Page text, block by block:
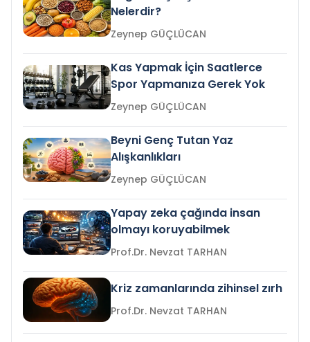
Nelerdir?
Zeynep GÜÇLÜCAN
Kas Yapmak İçin Saatlerce
Spor Yapmanıza Gerek Yok
Zeynep GÜÇLÜCAN
Beyni Genç Tutan Yaz
Alışkanlıkları
Zeynep GÜÇLÜCAN
Yapay zeka çağında insan
olmayı koruyabilmek
Prof.Dr. Nevzat TARHAN
Kriz zamanlarında zihinsel zırh
Prof.Dr. Nevzat TARHAN